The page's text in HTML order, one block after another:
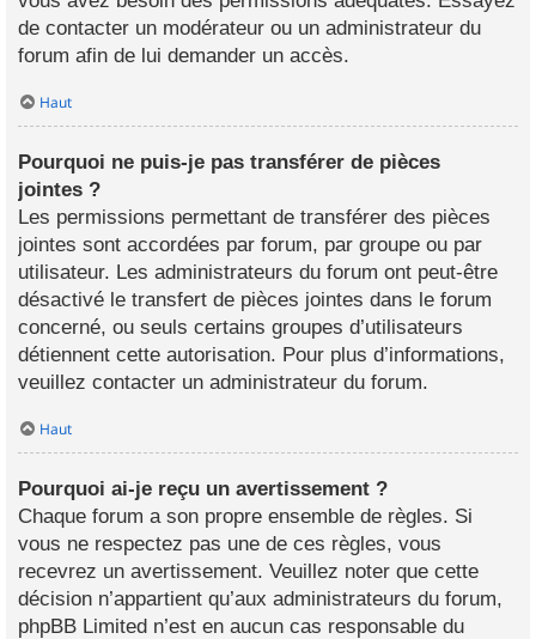
de contacter un modérateur ou un administrateur du
forum afin de lui demander un accès.
Haut
Pourquoi ne puis-je pas transférer de pièces
jointes ?
Les permissions permettant de transférer des pièces
jointes sont accordées par forum, par groupe ou par
utilisateur. Les administrateurs du forum ont peut-être
désactivé le transfert de pièces jointes dans le forum
concerné, ou seuls certains groupes d’utilisateurs
détiennent cette autorisation. Pour plus d’informations,
veuillez contacter un administrateur du forum.
Haut
Pourquoi ai-je reçu un avertissement ?
Chaque forum a son propre ensemble de règles. Si
vous ne respectez pas une de ces règles, vous
recevrez un avertissement. Veuillez noter que cette
décision n’appartient qu’aux administrateurs du forum,
phpBB Limited n’est en aucun cas responsable du